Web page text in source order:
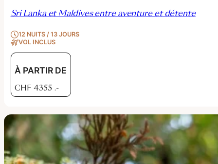
Sri Lanka et Maldives entre aventure et détente
12 NUITS / 13 JOURS
VOL INCLUS
À PARTIR DE
CHF 4355 .-